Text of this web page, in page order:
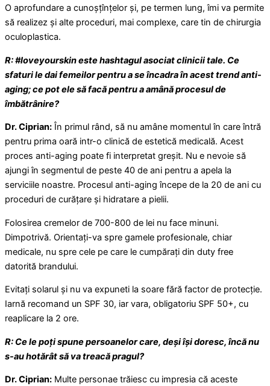
O aprofundare a cunoșțînțelor și, pe termen lung, îmi va permite
să realizez și alte proceduri, mai complexe, care tin de chirurgia
oculoplastica.
R: #loveyourskin este hashtagul asociat clinicii tale. Ce
sfaturi le dai femeilor pentru a se încadra în acest trend anti-
aging; ce pot ele să facă pentru a amână procesul de
îmbătrânire?
Dr. Ciprian: În primul rând, să nu amâne momentul în care întră
pentru prima oară intr-o clinică de estetică medicală. Acest
proces anti-aging poate fi interpretat greșit. Nu e nevoie să
ajungi în segmentul de peste 40 de ani pentru a apela la
serviciile noastre. Procesul anti-aging începe de la 20 de ani cu
proceduri de curățare și hidratare a pielii.
Folosirea cremelor de 700-800 de lei nu face minuni.
Dimpotrivă. Orientați-va spre gamele profesionale, chiar
medicale, nu spre cele pe care le cumpărați din duty free
datorită brandului.
Evitați solarul și nu va expuneti la soare fără factor de protecție.
Iarnă recomand un SPF 30, iar vara, obligatoriu SPF 50+, cu
reaplicare la 2 ore.
R: Ce le poți spune persoanelor care, deși își doresc, încă nu
s-au hotărât să va treacă pragul?
Dr. Ciprian: Multe personae trăiesc cu impresia că aceste